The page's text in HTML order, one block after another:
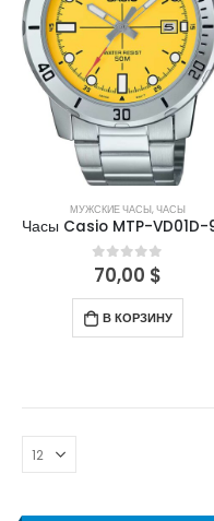
МУЖСКИЕ ЧАСЫ,ЧАСЫ
0out of 5
70,00 $
В КОРЗИНУ